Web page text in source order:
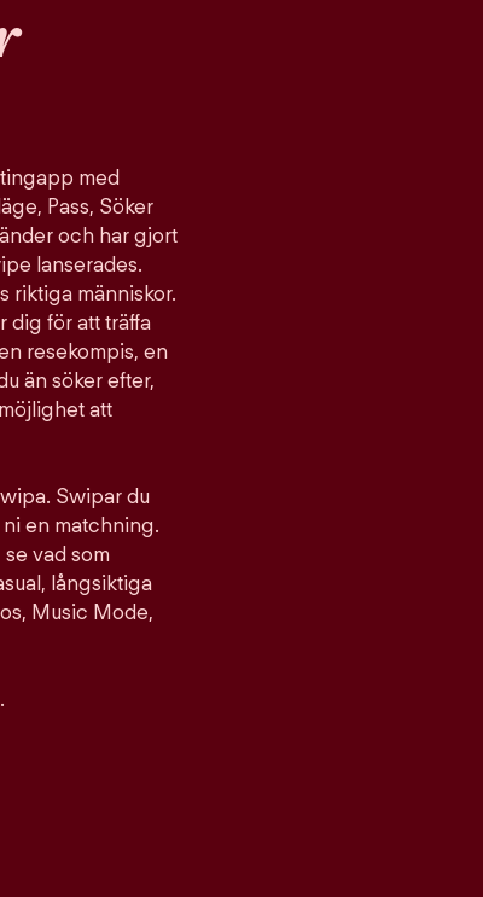
med
Pass, Söker
och har gjort
lanserades.
riktiga människor.
dig för att träffa
resekompis, en
än söker efter,
att
Swipar du
en matchning.
vad som
långsiktiga
Music Mode,